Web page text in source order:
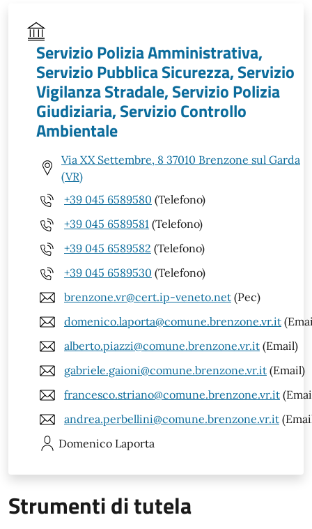
Servizio Polizia Amministrativa,
Servizio Pubblica Sicurezza, Servizio
Vigilanza Stradale, Servizio Polizia
Giudiziaria, Servizio Controllo
Ambientale
Via XX Settembre, 8 37010 Brenzone sul Garda
(VR)
+39 045 6589580 (Telefono)
+39 045 6589581 (Telefono)
+39 045 6589582 (Telefono)
+39 045 6589530 (Telefono)
brenzone.vr@cert.ip-veneto.net (Pec)
domenico.laporta@comune.brenzone.vr.it
alberto.piazzi@comune.brenzone.vr.it (Email)
gabriele.gaioni@comune.brenzone.vr.it (Email)
francesco.striano@comune.brenzone.vr.it
andrea.perbellini@comune.brenzone.vr.it
Domenico Laporta
Strumenti di tutela